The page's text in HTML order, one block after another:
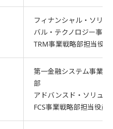
フィナンシャル・ソリ
バル・テクノロジー事業
TRM事業戦略部担当役員
第一金融システム事業
部
アドバンスド・ソリュー
FCS事業戦略部担当役員